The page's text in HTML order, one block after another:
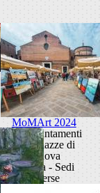
MoMArt 2024
Gli appuntamenti
nelle piazze di
Padova
Padova - Sedi
diverse